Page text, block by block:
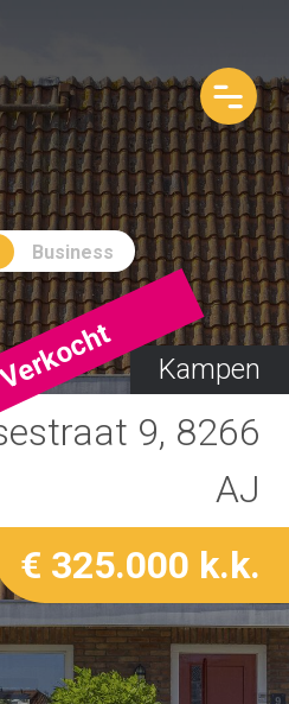
Business
Kampen
9, 8266
AJ
€ 325.000 k.k.